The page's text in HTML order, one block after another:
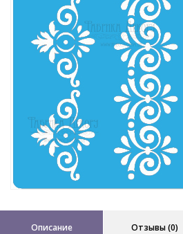
Описание Отзывы (0)